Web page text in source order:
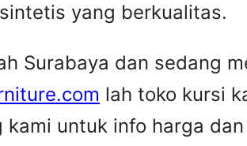
yang berkualitas.
Surabaya dan sedang
lah toko kursi
untuk info harga